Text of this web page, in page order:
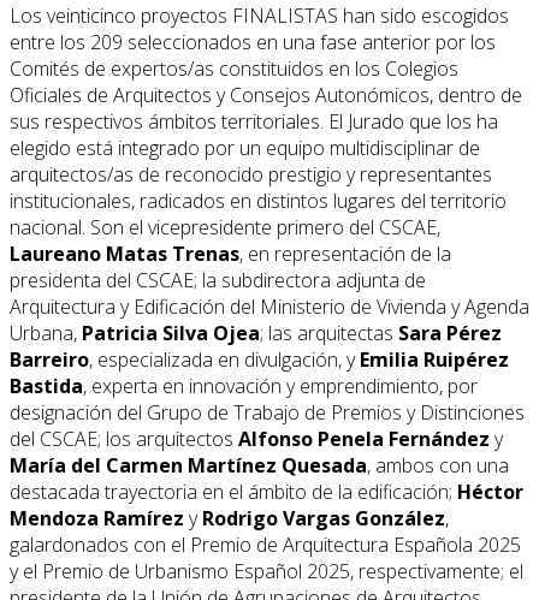
Los veinticinco proyectos FINALISTAS han sido escogidos
entre los 209 seleccionados en una fase anterior por los
Comités de expertos/as constituidos en los Colegios
Oficiales de Arquitectos y Consejos Autonómicos, dentro de
sus respectivos ámbitos territoriales. El Jurado que los ha
elegido está integrado por un equipo multidisciplinar de
arquitectos/as de reconocido prestigio y representantes
institucionales, radicados en distintos lugares del territorio
nacional. Son el vicepresidente primero del CSCAE,
Laureano Matas Trenas, en representación de la
presidenta del CSCAE; la subdirectora adjunta de
Arquitectura y Edificación del Ministerio de Vivienda y Agenda
Urbana, Patricia Silva Ojea; las arquitectas Sara Pérez
Barreiro, especializada en divulgación, yEmilia Ruipérez
Bastida, experta en innovación y emprendimiento, por
designación del Grupo de Trabajo de Premios y Distinciones
del CSCAE; los arquitectos Alfonso Penela Fernández y
María del Carmen Martínez Quesada, ambos con una
destacada trayectoria en el ámbito de la edificación; Héctor
Mendoza Ramírez yRodrigo Vargas González,
galardonados con el Premio de Arquitectura Española 2025
y el Premio de Urbanismo Español 2025, respectivamente; el